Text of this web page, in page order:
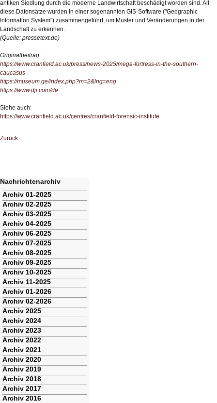
antiken Siedlung durch die moderne Landwirtschaft beschädigt worden sind. All
diese Datensätze wurden in einer sogenannten GIS-Software ("Geographic
Information System") zusammengeführt, um Muster und Veränderungen in der
Landschaft zu erkennen.
(Quelle: pressetext.de)
Originalbeitrag:
https://www.cranfield.ac.uk/press/news-2025/mega-fortress-in-the-southern-
caucasus
https://museum.ge/index.php?m=2&lng=eng
https://www.dji.com/de
Siehe auch:
https://www.cranfield.ac.uk/centres/cranfield-forensic-institute
Zurück
Nachrichtenarchiv
Navigation
überspringen
Archiv 01-2025
Archiv 02-2025
Archiv 03-2025
Archiv 04-2025
Archiv 06-2025
Archiv 07-2025
Archiv 08-2025
Archiv 09-2025
Archiv 10-2025
Archiv 11-2025
Archiv 01-2026
Archiv 02-2026
Archiv 2025
Archiv 2024
Archiv 2023
Archiv 2022
Archiv 2021
Archiv 2020
Archiv 2019
Archiv 2018
Archiv 2017
Archiv 2016